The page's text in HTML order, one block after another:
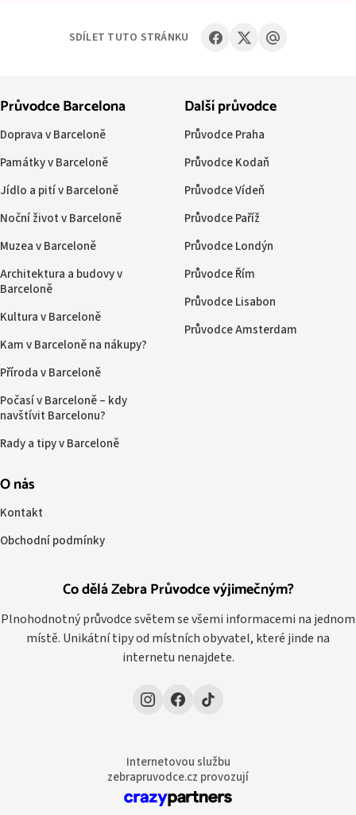
SDÍLET TUTO STRÁNKU
Co dělá Zebra Průvodce výjimečným?
Plnohodnotný průvodce světem se všemi informacemi na jednom
místě. Unikátní tipy od místních obyvatel, které jinde na
internetu nenajdete.
Průvodce Barcelona
Doprava v Barceloně
Památky v Barceloně
Jídlo a pití v Barceloně
Noční život v Barceloně
Muzea v Barceloně
Architektura a budovy v
Barceloně
Kultura v Barceloně
Kam v Barceloně na nákupy?
Příroda v Barceloně
Počasí v Barceloně – kdy
navštívit Barcelonu?
Rady a tipy v Barceloně
Další průvodce
Průvodce Praha
Průvodce Kodaň
Průvodce Vídeň
Průvodce Paříž
Průvodce Londýn
Průvodce Řím
Průvodce Lisabon
Průvodce Amsterdam
O nás
Kontakt
Obchodní podmínky
Internetovou službu
zebrapruvodce.cz provozují